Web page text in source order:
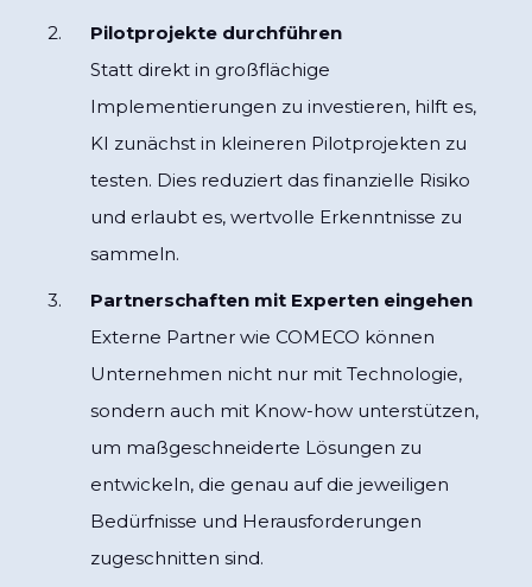
Pilotprojekte durchführen
Statt direkt in großflächige
Implementierungen zu investieren, hilft es,
KI zunächst in kleineren Pilotprojekten zu
testen. Dies reduziert das finanzielle Risiko
und erlaubt es, wertvolle Erkenntnisse zu
sammeln.
Partnerschaften mit Experten eingehen
Externe Partner wie COMECO können
Unternehmen nicht nur mit Technologie,
sondern auch mit Know-how unterstützen,
um maßgeschneiderte Lösungen zu
entwickeln, die genau auf die jeweiligen
Bedürfnisse und Herausforderungen
zugeschnitten sind.